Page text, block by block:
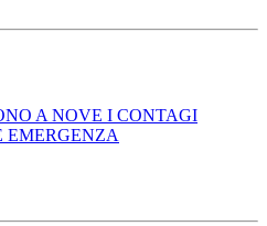
A NOVE I CONTAGI
EMERGENZA